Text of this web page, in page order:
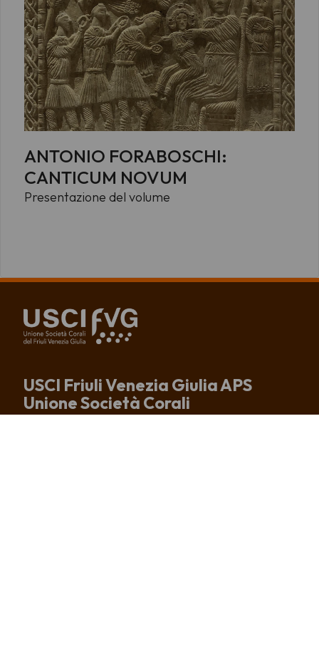
ANTONIO FORABOSCHI:
CANTICUM NOVUM
Presentazione del volume
USCI Friuli Venezia Giulia APS
Unione Società Corali
del Friuli Venezia Giulia